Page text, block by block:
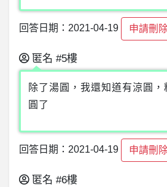
回答日期：2021-04-19 申請刪
匿名 #5樓
除了湯圓，我還知道有涼圓，
圓了
回答日期：2021-04-19 申請刪
匿名 #6樓